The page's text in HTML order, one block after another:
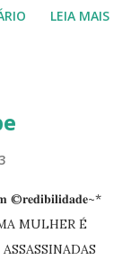
e encerrou a
LEIA MAIS
MULHER É